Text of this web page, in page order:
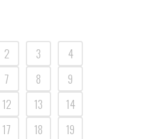
2 3
4
7 8
9
12 13
14
17 18
19